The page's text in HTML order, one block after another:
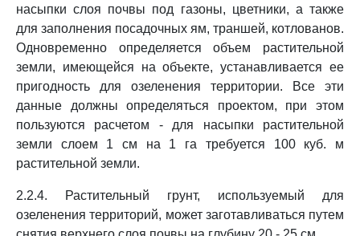
насыпки слоя почвы под газоны, цветники, а также
для заполнения посадочных ям, траншей, котлованов.
Одновременно определяется объем растительной
земли, имеющейся на объекте, устанавливается ее
пригодность для озеленения территории. Все эти
данные должны определяться проектом, при этом
пользуются расчетом - для насыпки растительной
земли слоем 1 см на 1 га требуется 100 куб. м
растительной земли.
2.2.4. Растительный грунт, используемый для
озеленения территорий, может заготавливаться путем